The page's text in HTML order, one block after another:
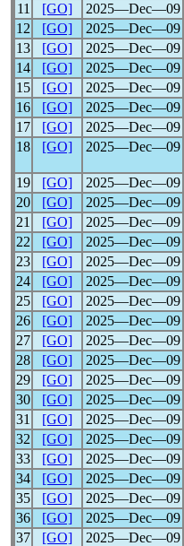
11
[GO] 2025―Dec―09
12
[GO] 2025―Dec―09
13
[GO] 2025―Dec―09
14
[GO] 2025―Dec―09
15
[GO] 2025―Dec―09
16
[GO] 2025―Dec―09
17
[GO] 2025―Dec―09
18
[GO] 2025―Dec―09
19 [GO] 2025―Dec―09
20
[GO] 2025―Dec―09
21
[GO] 2025―Dec―09
22
[GO] 2025―Dec―09
23
[GO] 2025―Dec―09
24
[GO] 2025―Dec―09
25
[GO] 2025―Dec―09
26
[GO] 2025―Dec―09
27
[GO] 2025―Dec―09
28
[GO] 2025―Dec―09
29
[GO] 2025―Dec―09
30
[GO] 2025―Dec―09
31
[GO] 2025―Dec―09
32
[GO] 2025―Dec―09
33
[GO] 2025―Dec―09
34
[GO] 2025―Dec―09
35
[GO] 2025―Dec―09
36
[GO] 2025―Dec―09
37
[GO] 2025―Dec―09